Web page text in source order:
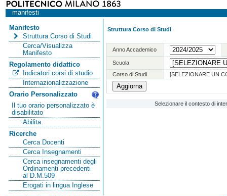
manifesti
Manifesto
Struttura Corso di Studi
Cerca/Visualizza
Manifesto
Regolamento didattico
Indicatori corsi di studio
Internazionalizzazione
Orario Personalizzato
Il tuo orario personalizzato è
disabilitato
Abilita
Ricerche
Cerca Docenti
Cerca Insegnamenti
Cerca insegnamenti degli
Ordinamenti precedenti
al D.M.509
Erogati in lingua Inglese
Struttura Corso di Studi
Anno Accademico
Scuola
Corso di Studi
[SELEZIONARE UN
Selezionare il contesto di